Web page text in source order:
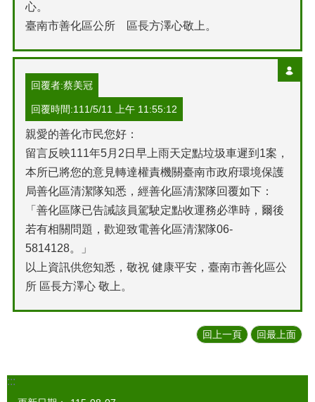
心。
臺南市善化區公所 區長方澤心敬上。
回覆者:蔡美冠
回覆時間:111/5/11 上午 11:55:12
親愛的善化市民您好：
留言反映111年5月2日早上雨天定點垃圾車遲到1案，
本所已將您的意見轉達權責機關臺南市政府環境保護
局善化區清潔隊知悉，經善化區清潔隊回覆如下：
「善化區隊已告誡該員駕駛定點收運務必準時，爾後
若有相關問題，歡迎致電善化區清潔隊06-
5814128。」
以上資訊供您知悉，敬祝 健康平安，臺南市善化區公
所 區長方澤心 敬上。
回上一頁 回最上面
:::